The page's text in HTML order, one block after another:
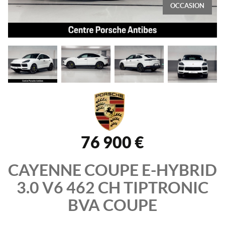
OCCASION
76 900 €
CAYENNE COUPE E-HYBRID
3.0 V6 462 CH TIPTRONIC
BVA COUPE